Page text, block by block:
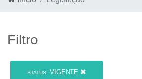
Filtro
STATUS: VIGENTE